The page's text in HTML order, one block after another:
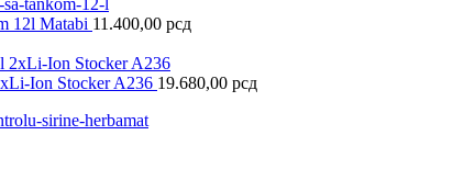
12l Matabi 11.400,00 рсд
Ion Stocker A236 19.680,00 рсд